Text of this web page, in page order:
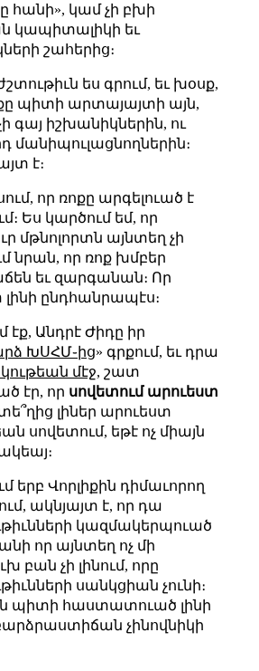
հանի», կամ չի բխի
կապիտալիկի եւ
շահերից։
ես գրում, եւ խօսք,
պիտի արտայայտի այն,
գայ իշխանիկներին, ու
մանիպուլացնողներին։
է։
որ ռոքը արգելուած է
Ես կարծում եմ, որ
մթնոլորտն այնտեղ չի
նրան, որ ռոք խմբեր
եւ զարգանան։ Որ
ընդհանրապէս։
էք, Անդրէ Ժիդը իր
ԽՍՀՄ֊ից» գրքում, եւ դրա
մէջ, շատ
էր, որ սովետում արուեստ
լիներ արուեստ
սովետում, եթէ ոչ միայն
երբ Վորլիքին դիմաւորող
ակնյայտ է, որ դա
կազմակերպուած
որ այնտեղ ոչ մի
բան չի լինում, որը
սանկցիան չունի։
պիտի հաստատուած լինի
չինովնիկի